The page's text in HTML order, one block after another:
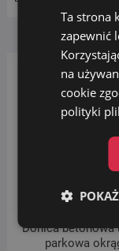
Donica betonowa
parkowa
Ta strona
zapewnić
na
cookie
polityki